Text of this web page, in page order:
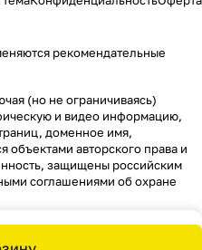
рекомендательные
(но не ограничиваясь)
и видео информацию,
доменное имя,
авторского права и
защищены российским
соглашениями об охране